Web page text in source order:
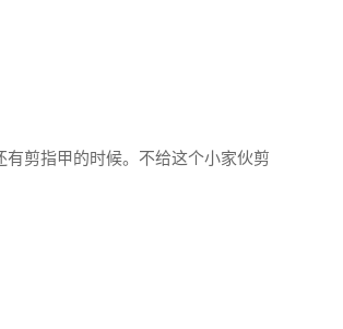
剪指甲的时候。不给这个小家伙剪